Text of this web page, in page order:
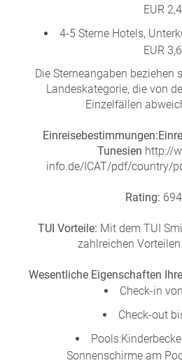
EUR
4-5 Sterne Hotels,
EUR
Die Sterneangaben beziehen
Landeskategorie, die von
Einzelfällen
Einreisebestimmungen:
Tunesien http://
info.de/ICAT/pdf/country/
Rating:
TUI Vorteile: Mit dem TUI
zahlreichen
Wesentliche Eigenschaften
Check-in
Check-out
Sonnenschirme am